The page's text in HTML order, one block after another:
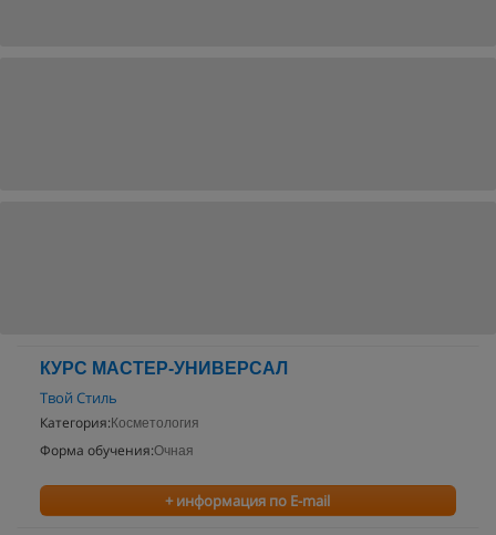
КУРС МАСТЕР-УНИВЕРСАЛ
Твой Стиль
Категория: Косметология
Форма обучения:Очная
+ информация по E-mail